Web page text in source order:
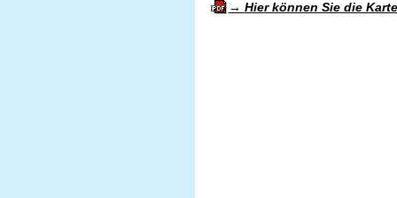
Hier können Sie die